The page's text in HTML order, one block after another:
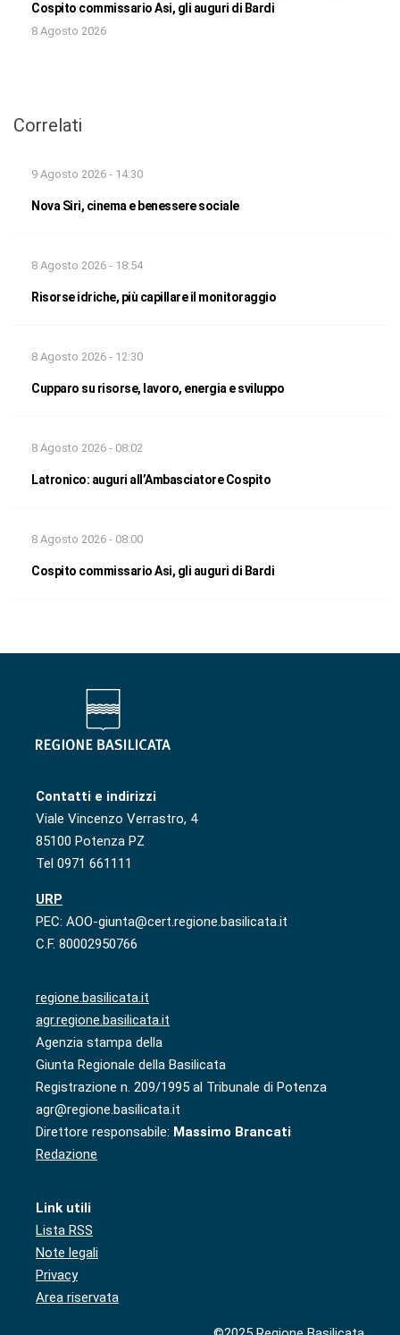
Cospito commissario Asi, gli auguri di Bardi
8 Agosto 2026
Correlati
9 Agosto 2026 - 14:30
Nova Siri, cinema e benessere sociale
8 Agosto 2026 - 18:54
Risorse idriche, più capillare il monitoraggio
8 Agosto 2026 - 12:30
Cupparo su risorse, lavoro, energia e sviluppo
8 Agosto 2026 - 08:02
Latronico: auguri all’Ambasciatore Cospito
8 Agosto 2026 - 08:00
Cospito commissario Asi, gli auguri di Bardi
Contatti e indirizzi
Viale Vincenzo Verrastro, 4
85100 Potenza PZ
Tel 0971 661111
URP
PEC: AOO-giunta@cert.regione.basilicata.it
C.F. 80002950766
regione.basilicata.it
agr.regione.basilicata.it
Agenzia stampa della
Giunta Regionale della Basilicata
Registrazione n. 209/1995 al Tribunale di Potenza
agr@regione.basilicata.it
Direttore responsabile: Massimo Brancati
Redazione
Link utili
Lista RSS
Note legali
Privacy
Area riservata